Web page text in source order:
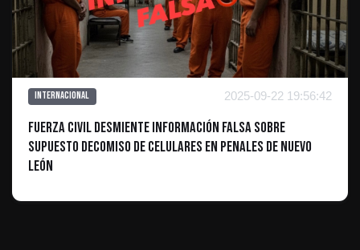
Internacional 2025-09-22 19:56:42
Fuerza Civil Desmiente Información Falsa sobre
Supuesto Decomiso de Celulares en Penales de Nuevo
León